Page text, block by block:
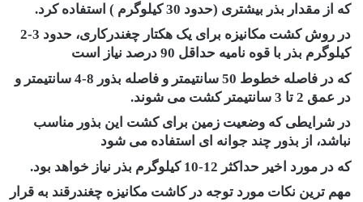
که از مقدار بذر بیشتری (حدود 30 کیلوگرم ) استفاده کرد.
در روش کشت مکانیزه برای یک هکتار چغندرکاری، حدود 3-2
کیلوگرم بذر با قوه نامیه حداقل 90 درصد نیاز است
که در فاصله خطوط 50 سانتیمتر و فاصله بذور 8-4 سانتیمتر و
در عمق 2 تا 3 سانتیمتر کشت می شوند.
در شرایطی که وضعیت زمین برای کشت این بذور مناسب
نباشد، از بذور چند جوانه ای استفاده می شود
که در مورد اخیر حداکثر 12-10 کیلوگرم بذر نیاز خواهد بود.
مهم ترین نکات مورد توجه در کاشت مکانیزه چغندرقند به قرار